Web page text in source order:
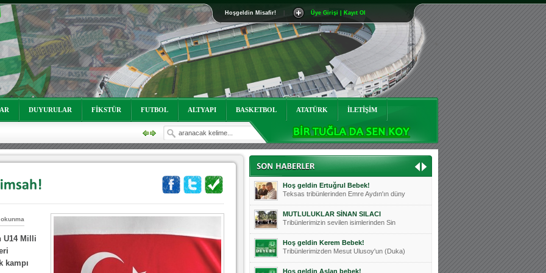
Hoşgeldin Misafir! Üye Girişi | Kayıt Ol
DUYURULAR FİKSTÜR FUTBOL ALTYAPI BASKETBOL ATATÜRK İLETİŞİM
U14 Milli
kampı
Mutluluklar Ceyhun Tetik
Teksas tribünlerinin sevilen isimlerinde
Bursasporumuzun önü açılsın is
Teksaslı Bursasporlular Derneği Başkanı
Hoş geldin Alaz Bebek!
Teksas.org sistem yöneticisi, ekibimizin
Hoş geldin Göktuğ Bebek!
Teksas.org ekibimizden ve tribünlerimizi
Hoş geldin Kadir Kağan Bebek!
Teksas tribünlerinden Basri İleri'nin dü
Hoş geldin Ertuğrul Bebek!
Teksas tribünlerinden Emre Aydın'ın düny
MUTLULUKLAR SİNAN SILACI
Tribünlerimizin sevilen isimlerinden Sin
Hoş geldin Kerem Bebek!
Tribünlerimizden Mesut Ulusoy'un (Duka)
Hoş geldin Aslan bebek!